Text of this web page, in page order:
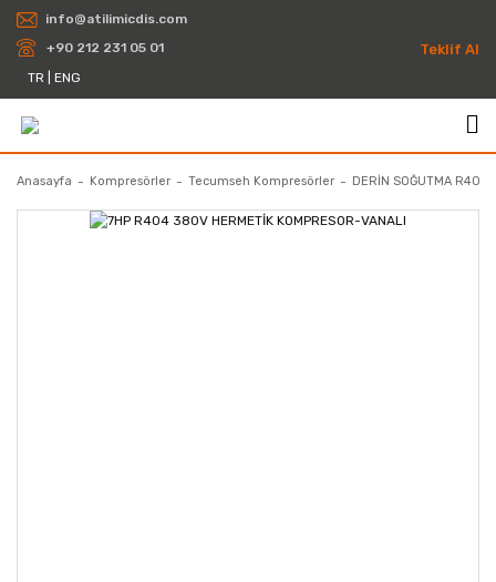
info@atilimicdis.com
+90 212 231 05 01
TR
ENG
Teklif Al
Anasayfa Kompresörler Tecumseh Kompresörler DERİN SOĞUTMA R404A